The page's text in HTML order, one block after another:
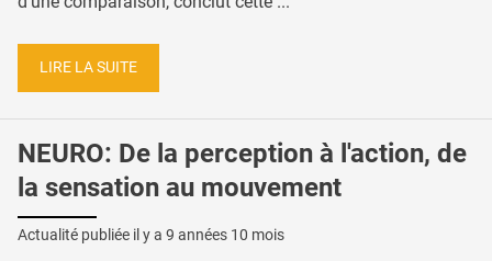
LIRE LA SUITE
NEURO: De la perception à l'action, de
la sensation au mouvement
Actualité publiée il y a 9 années 10 mois